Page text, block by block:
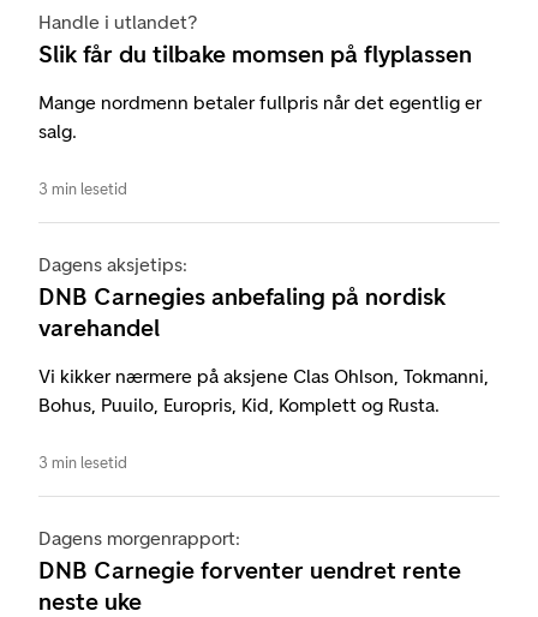
Handle i utlandet?
Slik får du tilbake momsen på flyplassen
Mange nordmenn betaler fullpris når det egentlig er
salg.
3 min lesetid
Dagens aksjetips:
DNB Carnegies anbefaling på nordisk
varehandel
Vi kikker nærmere på aksjene Clas Ohlson, Tokmanni,
Bohus, Puuilo, Europris, Kid, Komplett og Rusta.
3 min lesetid
Dagens morgenrapport:
DNB Carnegie forventer uendret rente
neste uke